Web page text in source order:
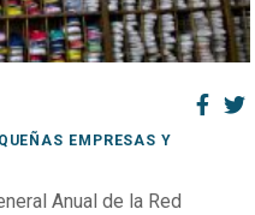
EMPRESAS Y
Anual de la Red